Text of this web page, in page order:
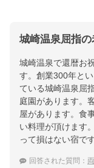
城崎温泉屈指の
城崎温泉で還暦お
す。創業300年と
ている城崎温泉屈
庭園があります。
屋があります。食
い料理が頂けます
って損はない宿です
回答された質問：